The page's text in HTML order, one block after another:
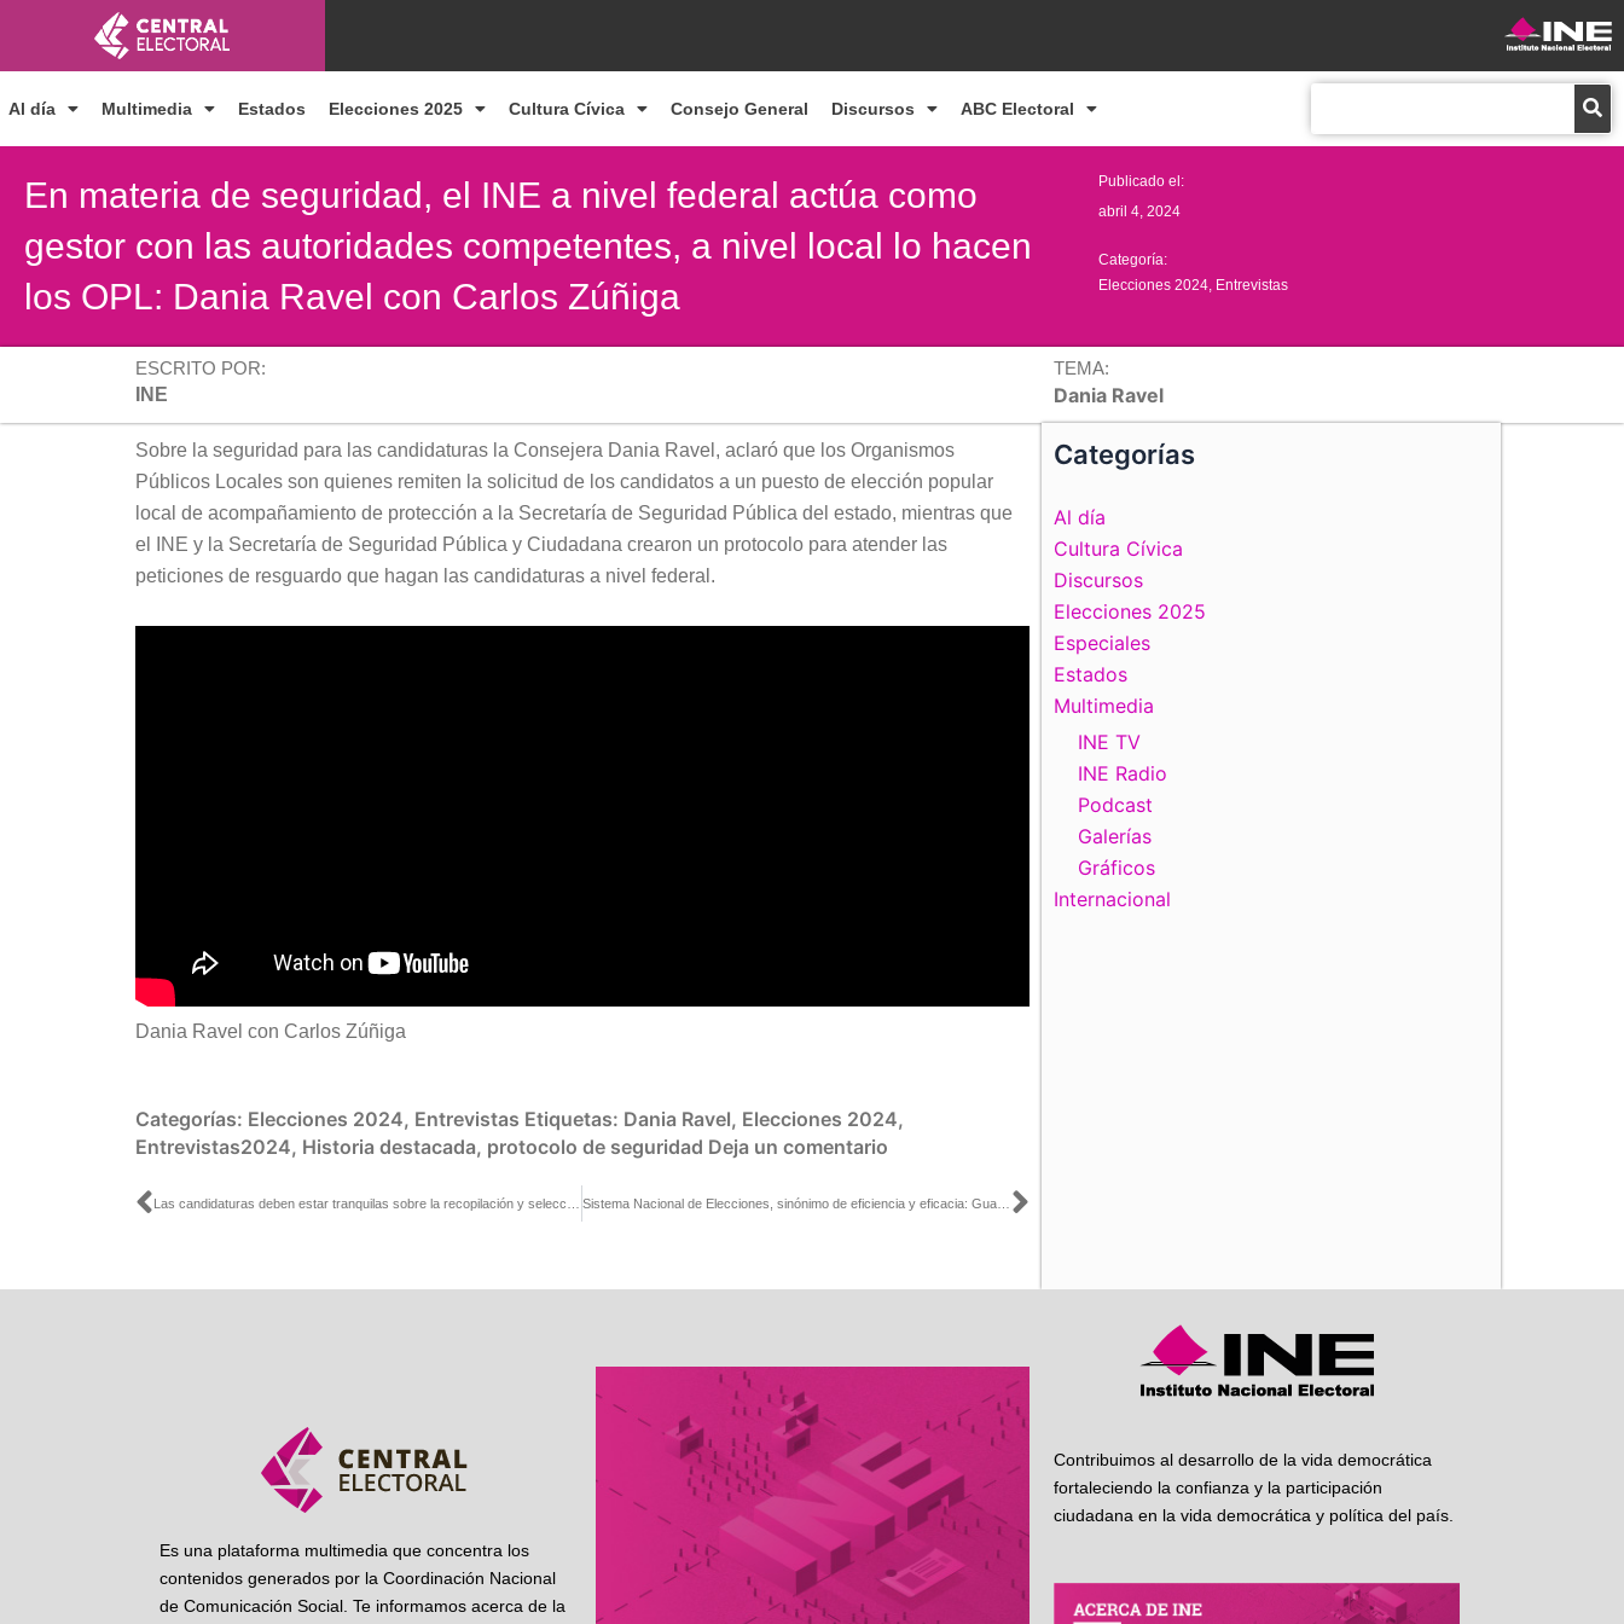
contenido
Al día Multimedia Estados Elecciones 2025 Cultura Cívica Consejo General Discursos ABC Electoral
En materia de seguridad, el INE a nivel federal actúa como
gestor con las autoridades competentes, a nivel local lo hacen
los OPL: Dania Ravel con Carlos Zúñiga
Publicado el:
abril 4, 2024
Categoría:
Elecciones 2024 Entrevistas
ESCRITO POR:
INE
TEMA:
Dania Ravel
Sobre la seguridad para las candidaturas la Consejera Dania Ravel, aclaró que los Organismos
Públicos Locales son quienes remiten la solicitud de los candidatos a un puesto de elección popular
local de acompañamiento de protección a la Secretaría de Seguridad Pública del estado, mientras que
el INE y la Secretaría de Seguridad Pública y Ciudadana crearon un protocolo para atender las
peticiones de resguardo que hagan las candidaturas a nivel federal.
Dania Ravel con Carlos Zúñiga
Categorías: Elecciones 2024, Entrevistas Etiquetas: Dania Ravel, Elecciones 2024,
Entrevistas2024, Historia destacada, protocolo de seguridad Deja un comentario
Ant Siguiente
Categorías
Al día
Cultura Cívica
Discursos
Elecciones 2025
Especiales
Estados
Multimedia
INE TV
INE Radio
Podcast
Galerías
Gráficos
Internacional
Es una plataforma multimedia que concentra los
contenidos generados por la Coordinación Nacional
de Comunicación Social. Te informamos acerca de la
Contribuimos al desarrollo de la vida democrática
fortaleciendo la confianza y la participación
ciudadana en la vida democrática y política del país.